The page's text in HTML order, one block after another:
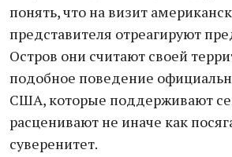
понять, что на визит
представителя отреагируют
Остров они считают своей
подобное поведение
США, которые поддерживают
расценивают не иначе как
суверенитет.